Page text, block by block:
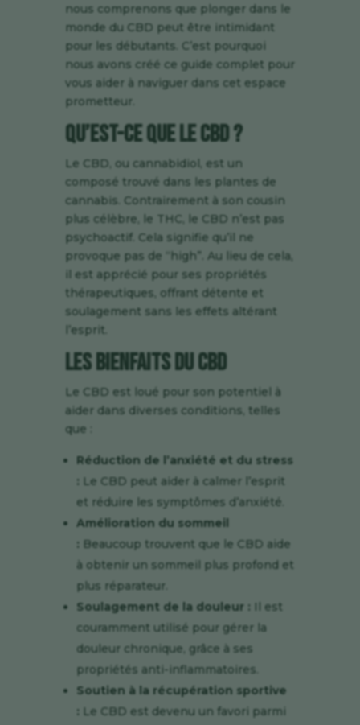
nous comprenons que plonger dans le
monde du CBD peut être intimidant
pour les débutants. C’est pourquoi
nous avons créé ce guide complet pour
vous aider à naviguer dans cet espace
prometteur.
Qu’est-ce que le CBD ?
Le CBD, ou cannabidiol, est un
composé trouvé dans les plantes de
cannabis. Contrairement à son cousin
plus célèbre, le THC, le CBD n’est pas
psychoactif. Cela signifie qu’il ne
provoque pas de “high”. Au lieu de cela,
il est apprécié pour ses propriétés
thérapeutiques, offrant détente et
soulagement sans les effets altérant
l’esprit.
Les Bienfaits du CBD
Le CBD est loué pour son potentiel à
aider dans diverses conditions, telles
que :
Réduction de l’anxiété et du stress
: Le CBD peut aider à calmer l’esprit
et réduire les symptômes d’anxiété.
Amélioration du sommeil
: Beaucoup trouvent que le CBD aide
à obtenir un sommeil plus profond et
plus réparateur.
Soulagement de la douleur : Il est
couramment utilisé pour gérer la
douleur chronique, grâce à ses
propriétés anti-inflammatoires.
Soutien à la récupération sportive
: Le CBD est devenu un favori parmi